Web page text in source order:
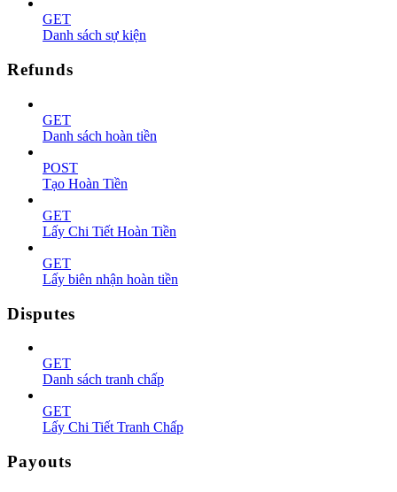
GET
Danh sách sự kiện
Refunds
GET
Danh sách hoàn tiền
POST
Tạo Hoàn Tiền
GET
Lấy Chi Tiết Hoàn Tiền
GET
Lấy biên nhận hoàn tiền
Disputes
GET
Danh sách tranh chấp
GET
Lấy Chi Tiết Tranh Chấp
Payouts